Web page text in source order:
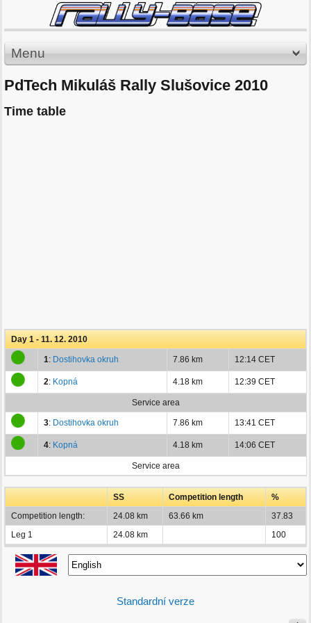
Menu
PdTech Mikuláš Rally Slušovice 2010
Time table
Day 1 - 11. 12. 2010
1: Dostihovka okruh 7.86 km 12:14 CET
2: Kopná 4.18 km 12:39 CET
Service area
3: Dostihovka okruh 7.86 km 13:41 CET
4: Kopná 4.18 km 14:06 CET
Service area
SS Competition length
%
Competition length:
24.08 km 63.66 km
37.83
Leg 1
24.08 km 100
Standardní verze